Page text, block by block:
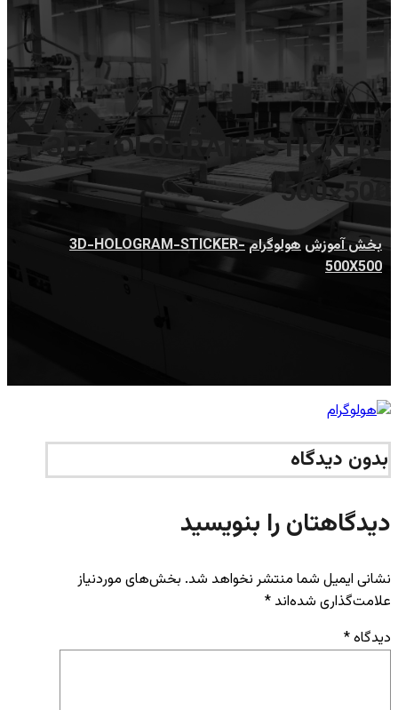
3D-HOLOGRAM-STICKER-
500×500
بخش آموزش هولوگرام3D-HOLOGRAM-STICKER-
500X500
بدون دیدگاه
دیدگاهتان را بنویسید
نشانی ایمیل شما منتشر نخواهد شد. بخش‌های موردنیاز
علامت‌گذاری شده‌اند *
دیدگاه*